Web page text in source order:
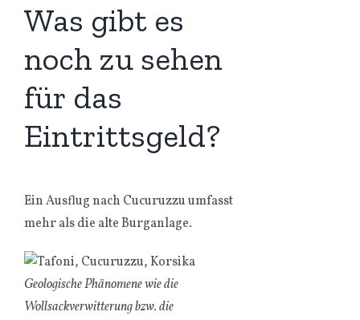
Was gibt es
noch zu sehen
für das
Eintrittsgeld?
Ein Ausflug nach Cucuruzzu umfasst
mehr als die alte Burganlage.
Geologische Phänomene wie die
Wollsackverwitterung bzw. die